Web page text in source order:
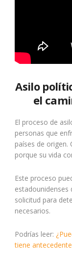
Asilo
el
El proceso de
personas que
países de origen.
porque su vida
Este proceso
estadounidenses
solicitud para
necesarios.
Podrías leer:
tiene